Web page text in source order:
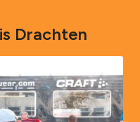
Drachten